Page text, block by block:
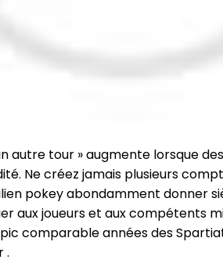
autre tour » augmente lorsque
Ne créez jamais plusieurs
pokey abondamment donner
aux joueurs et aux compétents
comparable années des
.